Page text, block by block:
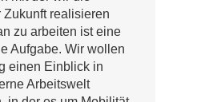
Zukunft realisieren
zu arbeiten ist eine
Aufgabe. Wir wollen
einen Einblick in
Arbeitswelt